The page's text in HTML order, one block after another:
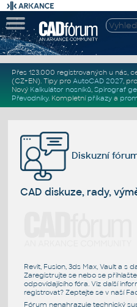
Přes 123.000 registrovaných u nás,
(CZ+EN). Tipy pro AutoCAD 2027, pro
Nový Kalkulátor nosníků, Spirograf
Převodníky. Kompletní příkazya
Diskuzní
CAD diskuze, rady,
Revit, Fusion, 3ds Max, Vault a s
Zaregistrujte se nebo se
odpovídajícího fóra. Viz další
registrovat? Zeptejte se v naší
Fórum nenahrazuje technický